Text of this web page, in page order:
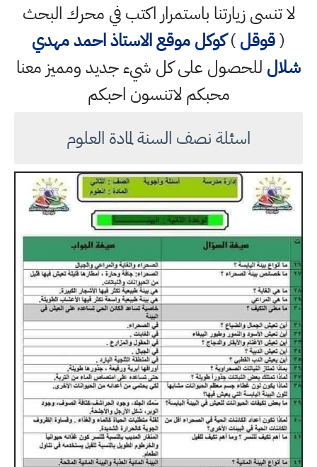
لا تنسى زيارتنا باستمرار اكتب في محرك البحث
(قوقل)كوكلموقع الاستاذ احمد مهدي
شلال للحصول على كل شيء جديد ومميز معنا
محبكم لاتنسون احبكم
اسئلة نصف السنة لمادة العلوم